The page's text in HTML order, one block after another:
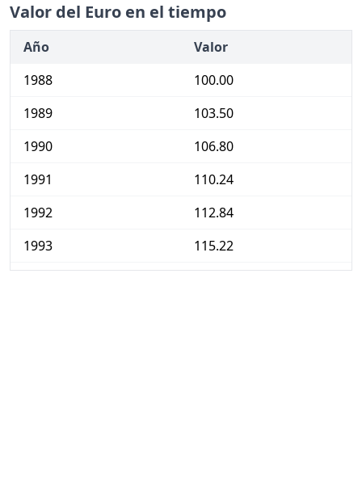
Valor del Euro en el tiempo
Año
Valor
1988
100.00
1989
103.50
1990
106.80
1991
110.24
1992
112.84
1993
115.22